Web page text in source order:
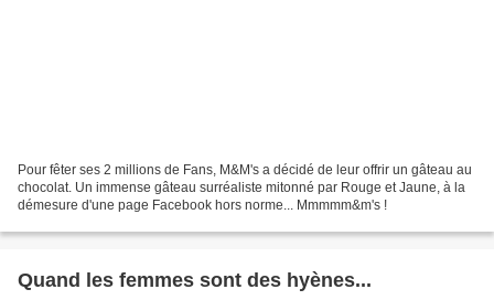
Pour fêter ses 2 millions de Fans, M&M's a décidé de leur offrir un gâteau au
chocolat. Un immense gâteau surréaliste mitonné par Rouge et Jaune, à la
démesure d'une page Facebook hors norme... Mmmmm&m's !
Quand les femmes sont des hyènes...